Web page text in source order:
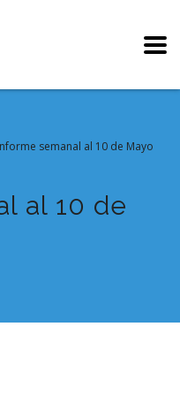
semanal al 10 de Mayo
al 10 de